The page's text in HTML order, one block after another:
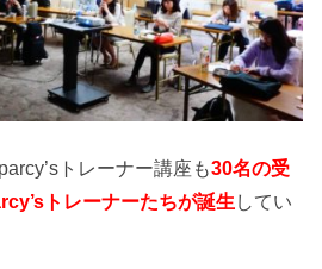
トレーナー講座も30名の受
トレーナーたちが誕生 してい